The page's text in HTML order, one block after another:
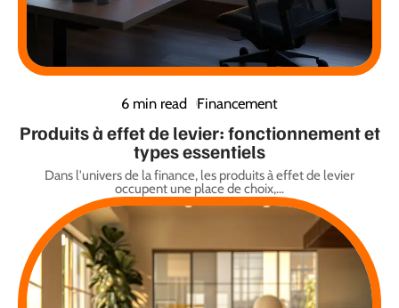
6 min read Financement
Produits à effet de levier: fonctionnement et
types essentiels
Dans l'univers de la finance, les produits à effet de levier
occupent une place de choix,…